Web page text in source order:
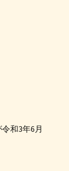
和3年6月